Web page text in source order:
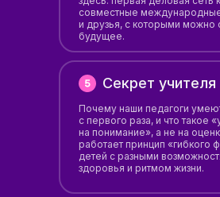
совместные
и друзья, с которыми можно
будущее.
Почему наши педагоги
с первого раза, и что такое
на понимание», а не на
работает принцип «гибкого
детей с разными
здоровья и ритмом жизни.
Секрет учителя